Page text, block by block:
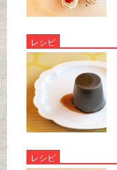
レシピ
レシピ